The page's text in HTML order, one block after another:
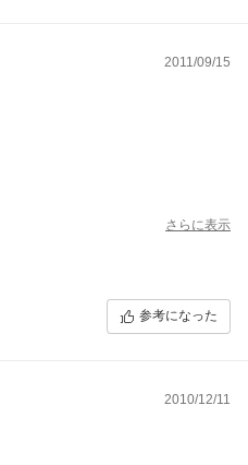
2011/09/15
さらに表示
参考になった
2010/12/11